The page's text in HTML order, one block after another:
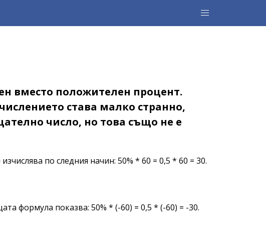
вместо положителен процент.
става малко странно,
число, но това също не е
по следния начин: 50% * 60 = 0,5 * 60 = 30.
формула показва: 50% * (-60) = 0,5 * (-60) = -30.